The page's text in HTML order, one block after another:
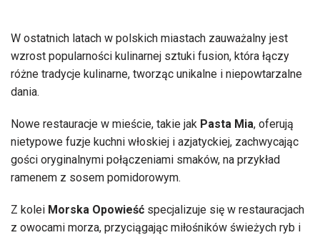
W ostatnich latach w polskich miastach zauważalny jest
wzrost popularności kulinarnej sztuki fusion, która łączy
różne tradycje kulinarne, tworząc unikalne i niepowtarzalne
dania.
Nowe restauracje w mieście, takie jak Pasta Mia, oferują
nietypowe fuzje kuchni włoskiej i azjatyckiej, zachwycając
gości oryginalnymi połączeniami smaków, na przykład
ramenem z sosem pomidorowym.
Z kolei Morska Opowieść specjalizuje się w restauracjach
z owocami morza, przyciągając miłośników świeżych ryb i